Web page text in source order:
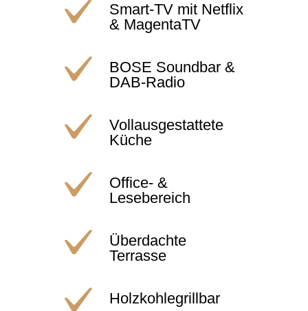
Smart-TV mit Netflix
& MagentaTV
BOSE Soundbar &
DAB-Radio
Vollausgestattete
Küche
Office- &
Lesebereich
Überdachte
Terrasse
Holzkohlegrillbar